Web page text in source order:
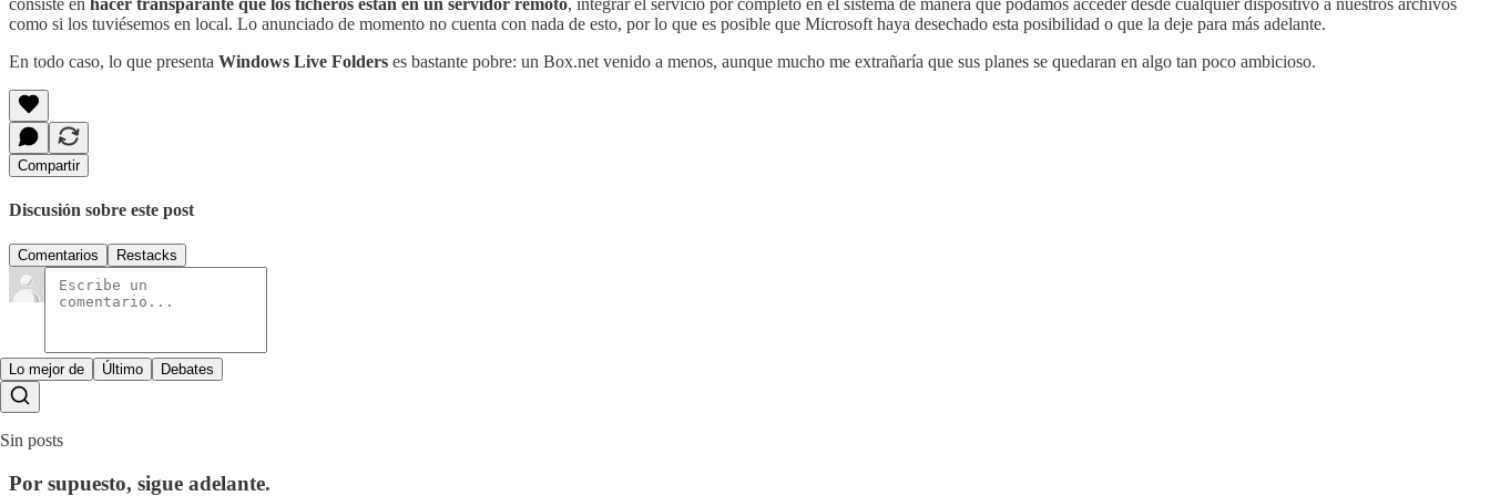
como si los tuviésemos en local. Lo anunciado de momento no cuenta con nada de esto, por lo que es posible que Microsoft haya desechado esta posibilidad o que la deje para más adelante.
En todo caso, lo que presenta Windows Live Folders es bastante pobre: un Box.net venido a menos, aunque mucho me extrañaría que sus planes se quedaran en algo tan poco ambicioso.
Compartir
Discusión sobre este post
Comentarios Restacks
Lo mejor de Último Debates
Sin posts
Por supuesto, sigue adelante.